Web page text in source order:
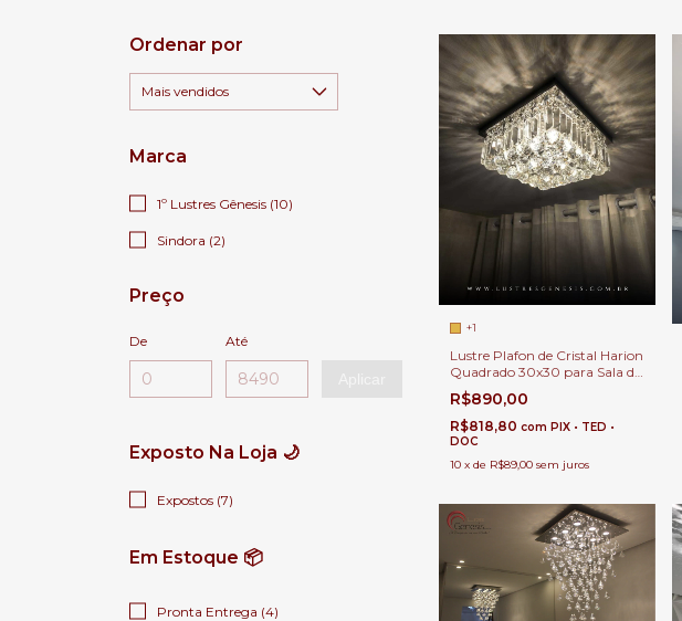
Ordenar por
Marca
1º Lustres Gênesis (10)
Sindora (2)
Preço
De Até
Exposto Na Loja 🌙
Expostos (7)
Em Estoque 📦
Pronta Entrega (4)
+1
Lustre Plafon de Cristal Harion
Quadrado 30x30 para Sala de
Jantar | Sala de Estar |
Quartos | Hall de Entrada
R$890,00
R$818,80 com PIX • TED •
DOC
10 x de R$89,00 sem juros